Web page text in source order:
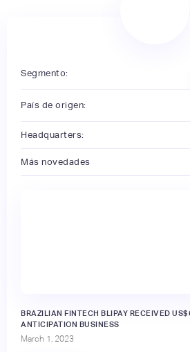
Segmento:
País de origen:
Headquarters:
Más novedades
BRAZILIAN FINTECH BLIPAY RECEIVED
ANTICIPATION BUSINESS
March 1, 2023